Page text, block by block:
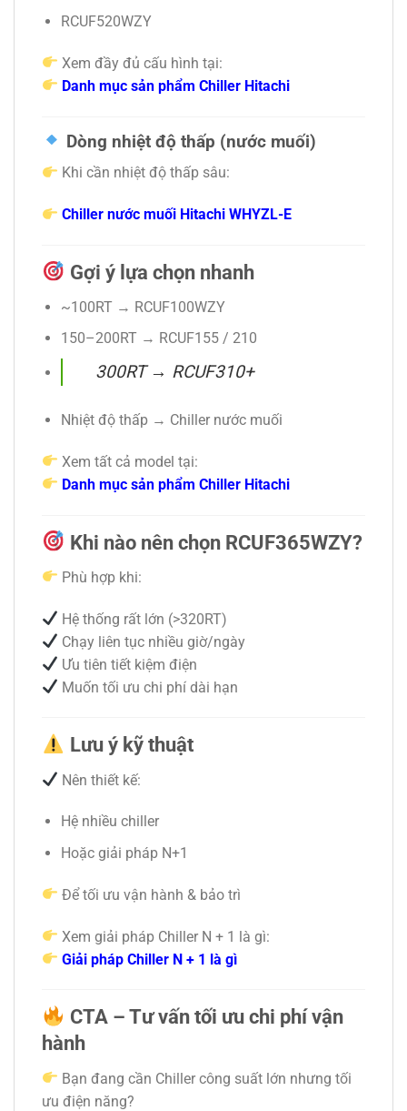
RCUF520WZY
Xem đầy đủ cấu hình tại:
Danh mục sản phẩm Chiller Hitachi
Dòng nhiệt độ thấp (nước muối)
Khi cần nhiệt độ thấp sâu:
Chiller nước muối Hitachi WHYZL-E
Gợi ý lựa chọn nhanh
~100RT → RCUF100WZY
150–200RT → RCUF155 / 210
300RT → RCUF310+
Nhiệt độ thấp → Chiller nước muối
Xem tất cả model tại:
Danh mục sản phẩm Chiller Hitachi
Khi nào nên chọn RCUF365WZY?
Phù hợp khi:
Hệ thống rất lớn (>320RT)
Chạy liên tục nhiều giờ/ngày
Ưu tiên tiết kiệm điện
Muốn tối ưu chi phí dài hạn
Lưu ý kỹ thuật
Nên thiết kế:
Hệ nhiều chiller
Hoặc giải pháp N+1
Để tối ưu vận hành & bảo trì
Xem giải pháp Chiller N + 1 là gì:
Giải pháp Chiller N + 1 là gì
CTA – Tư vấn tối ưu chi phí vận
hành
Bạn đang cần Chiller công suất lớn nhưng tối
ưu điện năng?